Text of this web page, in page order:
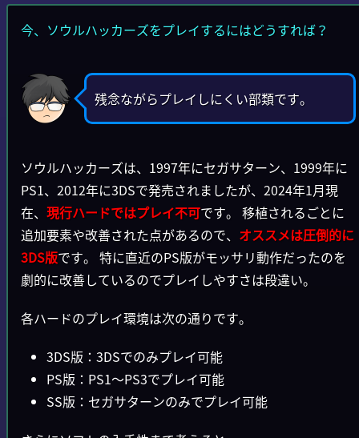
今、ソウルハッカーズをプレイするにはどうすれば？
残念ながらプレイしにくい部類です。
ソウルハッカーズは、1997年にセガサターン、1999年に
PS1、2012年に3DSで発売されましたが、2024年1月現
在、 現行ハードではプレイ不可です。 移植されるごとに
追加要素や改善された点があるので、 オススメは圧倒的に
3DS版です。 特に直近のPS版がモッサリ動作だったのを
劇的に改善しているのでプレイしやすさは段違い。
各ハードのプレイ環境は次の通りです。
3DS版：3DSでのみプレイ可能
PS版：PS1～PS3でプレイ可能
SS版：セガサターンのみでプレイ可能